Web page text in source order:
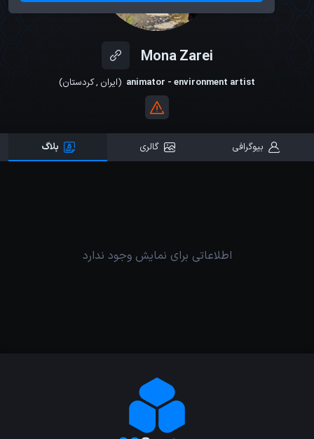
Mona Zarei
animator - environment artist
(ایران ,کردستان)
بیوگرافی گالری بلاگ
اطلاعاتی برای نمایش وجود ندارد